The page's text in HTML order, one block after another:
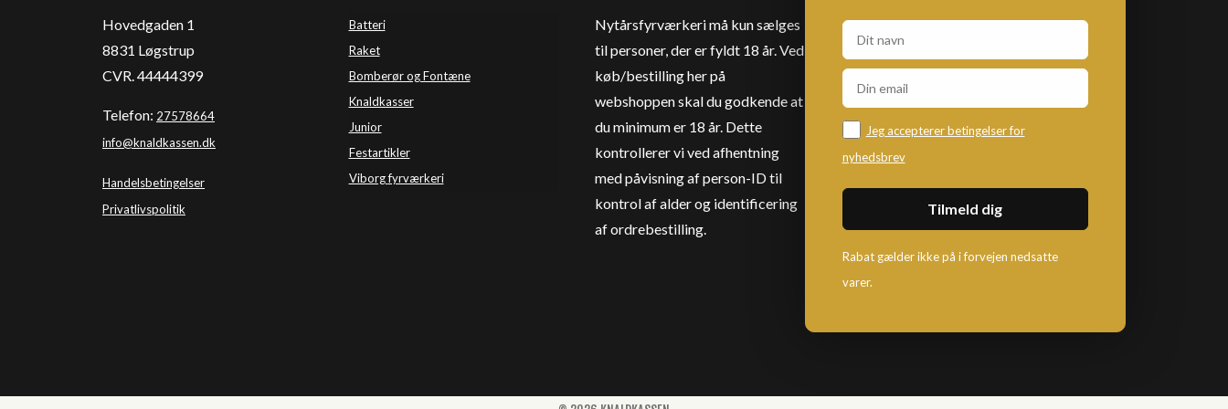
Hovedgaden 1
8831 Løgstrup
CVR. 44444399
Telefon: 27578664
info@knaldkassen.dk
Handelsbetingelser
Privatlivspolitik
Batteri
Raket
Bomberør og Fontæne
Knaldkasser
Junior
Festartikler
Viborg fyrværkeri
Nytårsfyrværkeri må kun sælges
til personer, der er fyldt 18 år. Ved
køb/bestilling her på
webshoppen skal du godkende at
du minimum er 18 år. Dette
kontrollerer vi ved afhentning
med påvisning af person-ID til
kontrol af alder og identificering
af ordrebestilling.
Jeg accepterer betingelser for
nyhedsbrev
Rabat gælder ikke på i forvejen nedsatte
varer.